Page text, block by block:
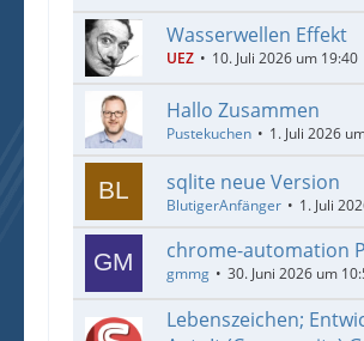
Wasserwellen Effekt
UEZ 10. Juli 2026 um 19:40
Hallo Zusammen
Pustekuchen 1. Juli 2026
sqlite neue Version
BlutigerAnfänger 1. Juli
chrome-automation
gmmg 30. Juni 2026 um
Lebenszeichen;